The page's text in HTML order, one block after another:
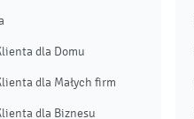
dla Domu
dla Małych firm
dla Biznesu